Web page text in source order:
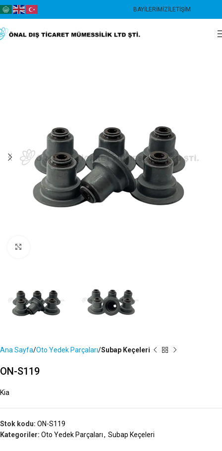
BAYILERIMIZİLETIŞIM
Ana Sayfa Oto Yedek Parçaları Subap Keçeleri
ON-S119
Kia
Stok kodu: ON-S119
Kategoriler: Oto Yedek Parçaları, Subap Keçeleri